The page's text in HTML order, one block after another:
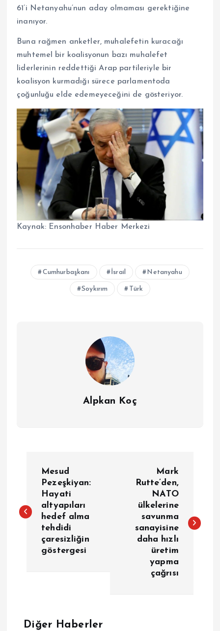
61’i Netanyahu’nun aday olmaması gerektiğine
inanıyor.
Buna rağmen anketler, muhalefetin kuracağı
muhtemel bir koalisyonun bazı muhalefet
liderlerinin reddettiği Arap partileriyle bir
koalisyon kurmadığı sürece parlamentoda
çoğunluğu elde edemeyeceğini de gösteriyor.
Kaynak: Ensonhaber Haber Merkezi
Cumhurbaşkanı İsrail Netanyahu
Soykırım Türk
Alpkan Koç
z
Mesud
Pezeşkiyan:
Hayati
altyapıları
hedef alma
tehdidi
çaresizliğin
göstergesi
Mark
Rutte’den,
NATO
ülkelerine
savunma
sanayisine
daha hızlı
üretim
yapma
çağrısı
Diğer Haberler